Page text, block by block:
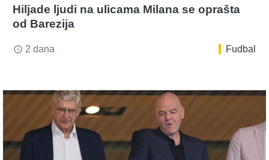
Hiljade ljudi na ulicama Milana se oprašta
od Barezija
access_time 2 dana Fudbal